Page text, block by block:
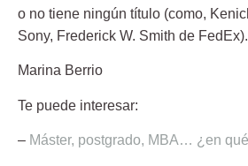
o no tiene ningún título (como,
Sony, Frederick W. Smith de FedEx).
Marina Berrio
Te puede interesar:
– Máster, postgrado, MBA… ¿en